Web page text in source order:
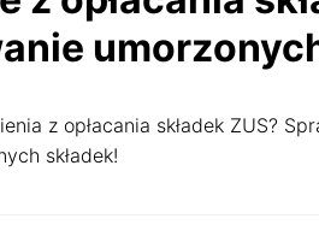
z opłacania składek ZUS?
składek!